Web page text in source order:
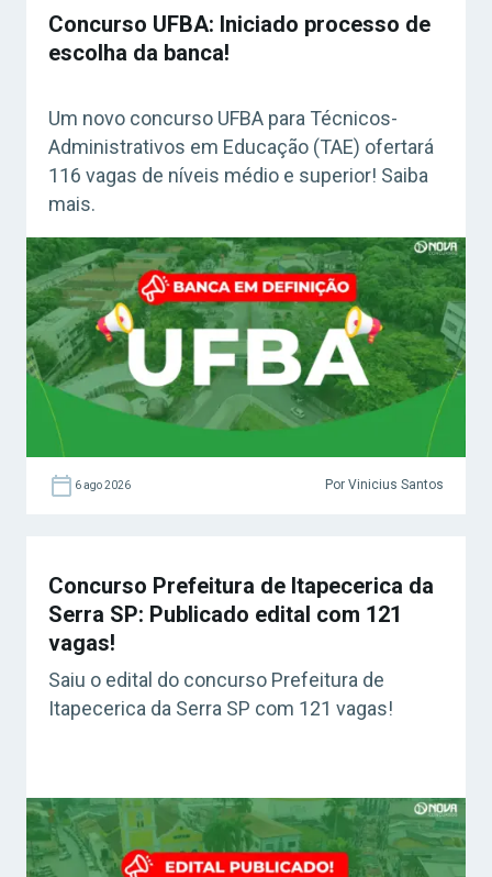
Concurso UFBA: Iniciado processo de
escolha da banca!
Um novo concurso UFBA para Técnicos-
Administrativos em Educação (TAE) ofertará
116 vagas de níveis médio e superior! Saiba
mais.
6 ago 2026 Por Vinicius Santos
Concurso Prefeitura de Itapecerica da
Serra SP: Publicado edital com 121
vagas!
Saiu o edital do concurso Prefeitura de
Itapecerica da Serra SP com 121 vagas!